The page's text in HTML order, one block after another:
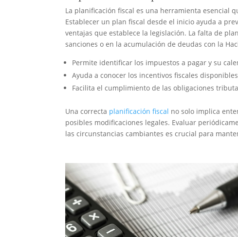
La planificación fiscal es una herramienta esencial
Establecer un plan fiscal desde el inicio ayuda a
ventajas que establece la legislación. La falta de
sanciones o en la acumulación de deudas con la
Permite identificar los impuestos a pagar y su
Ayuda a conocer los incentivos fiscales
Facilita el cumplimiento de las obligaciones
Una correcta planificación fiscal no solo implica
posibles modificaciones legales. Evaluar
las circunstancias cambiantes es crucial para